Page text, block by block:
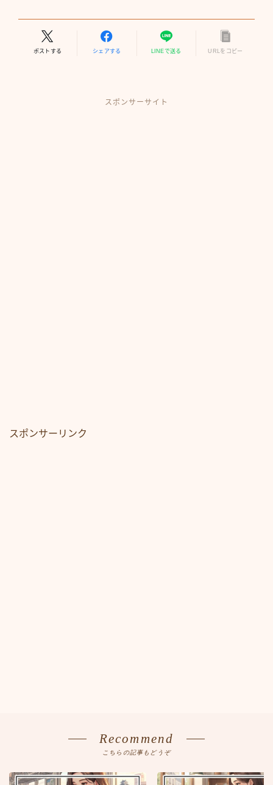
ポストする シェアする LINEで送る URLをコピー
スポンサーサイト
スポンサーリンク
Recommend
こちらの記事もどうぞ